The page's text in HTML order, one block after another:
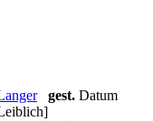
gest. Datum